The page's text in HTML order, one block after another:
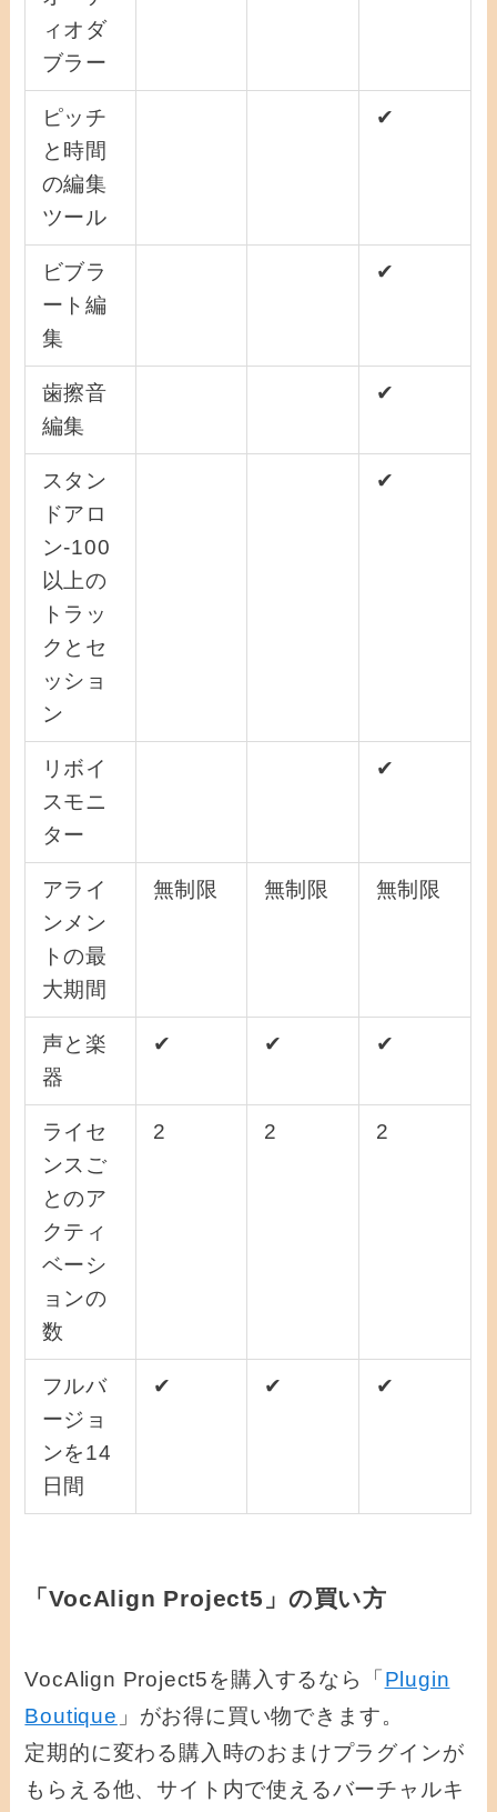
ィオダ
ブラー
ピッチ
と時間
の編集
ツール
✔
ビブラ
ート編
集
✔
歯擦音
編集
✔
スタン
ドアロ
ン-100
以上の
トラッ
クとセ
ッショ
ン
✔
リボイ
スモニ
ター
✔
アライ
ンメン
トの最
大期間
無制限 無制限 無制限
声と楽
器
✔ ✔ ✔
ライセ
ンスご
とのア
クティ
ベーシ
ョンの
数
2 2 2
フルバ
ージョ
ンを14
日間
✔ ✔ ✔
「VocAlign Project5」の買い方
VocAlign Project5を購入するなら「Plugin
Boutique 」がお得に買い物できます。
定期的に変わる購入時のおまけプラグインが
もらえる他、サイト内で使えるバーチャルキ